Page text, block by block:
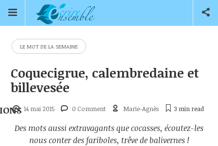
LE MOT DE LA SEMAINE
Coquecigrue, calembredaine et
billevesée
14 mai 2015 0 Comment Marie-Agnès 3 minread
Des mots aussi extravagants que cocasses, écoutez-les
nous conter des fariboles, trêve de balivernes !